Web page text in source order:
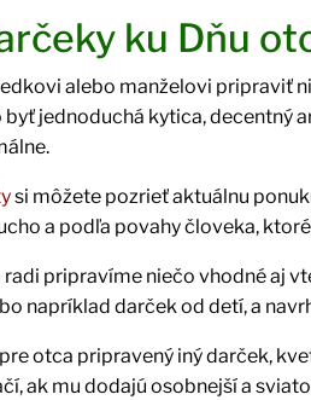
ku Dňu
alebo manželovi pripraviť
jednoduchá kytica, decentný
si môžete pozrieť aktuálnu
a podľa povahy človeka,
radi pripravíme niečo vhodné aj
napríklad darček od detí, a
otca pripravený iný darček,
ak mu dodajú osobnejší a